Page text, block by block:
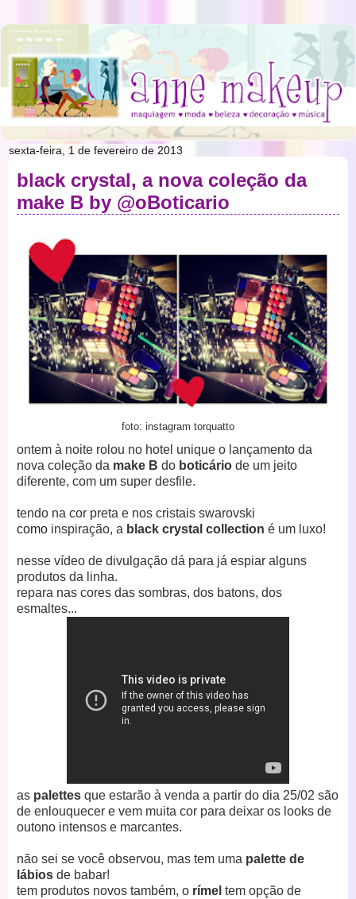
sexta-feira, 1 de fevereiro de 2013
black crystal, a nova coleção da
make B by @oBoticario
foto: instagram torquatto
ontem à noite rolou no hotel unique o lançamento da
nova coleção da make B do boticário de um jeito
diferente, com um super desfile.
tendo na cor preta e nos cristais swarovski
como inspiração, a black crystal collection é um luxo!
nesse vídeo de divulgação dá para já espiar alguns
produtos da linha.
repara nas cores das sombras, dos batons, dos
esmaltes...
as palettes que estarão à venda a partir do dia 25/02 são
de enlouquecer e vem muita cor para deixar os looks de
outono intensos e marcantes.
não sei se você observou, mas tem uma palette de
lábios de babar!
tem produtos novos também, o rímel tem opção de